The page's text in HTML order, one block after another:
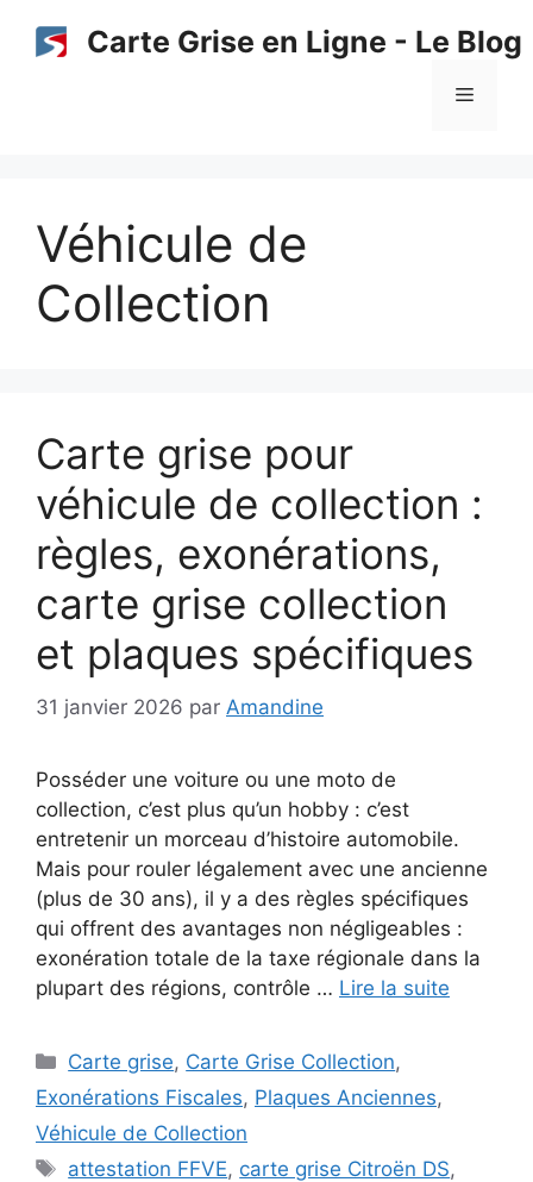
Carte Grise en Ligne - Le Blog
Menu
Véhicule de
Collection
Carte grise pour
véhicule de collection :
règles, exonérations,
carte grise collection
et plaques spécifiques
31 janvier 2026 par Amandine
Posséder une voiture ou une moto de
collection, c’est plus qu’un hobby : c’est
entretenir un morceau d’histoire automobile.
Mais pour rouler légalement avec une ancienne
(plus de 30 ans), il y a des règles spécifiques
qui offrent des avantages non négligeables :
exonération totale de la taxe régionale dans la
plupart des régions, contrôle … Lire la suite
Catégories
Carte grise, Carte Grise Collection,
Exonérations Fiscales, Plaques Anciennes,
Véhicule de Collection
Étiquettes
attestation FFVE, carte grise Citroën DS,